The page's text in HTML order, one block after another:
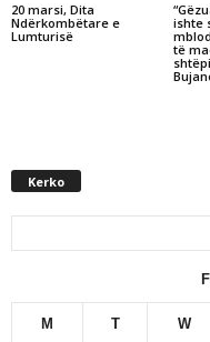
20 marsi, Dita
Ndërkombëtare e
Lumturisë
ishte
të
Kerko
M T W